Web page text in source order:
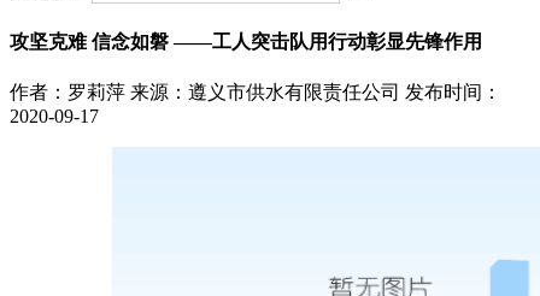
攻坚克难 信念如磐 ——工人突击队用行动彰显先锋作用
作者：罗莉萍 来源：遵义市供水有限责任公司 发布时间：
2020-09-17